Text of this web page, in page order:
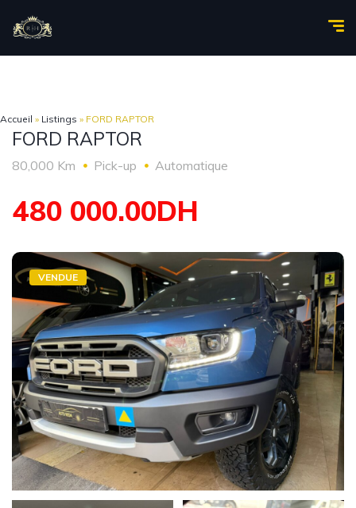
Accueil » Listings » FORD RAPTOR
FORD RAPTOR
80,000 Km Pick-up Automatique
480 000.00DH
VENDUE